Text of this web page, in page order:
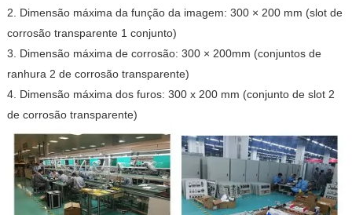
2. Dimensão máxima da função da imagem: 300 × 200 mm (slot de
corrosão transparente 1 conjunto)
3. Dimensão máxima de corrosão: 300 × 200mm (conjuntos de
ranhura 2 de corrosão transparente)
4. Dimensão máxima dos furos: 300 x 200 mm (conjunto de slot 2
de corrosão transparente)